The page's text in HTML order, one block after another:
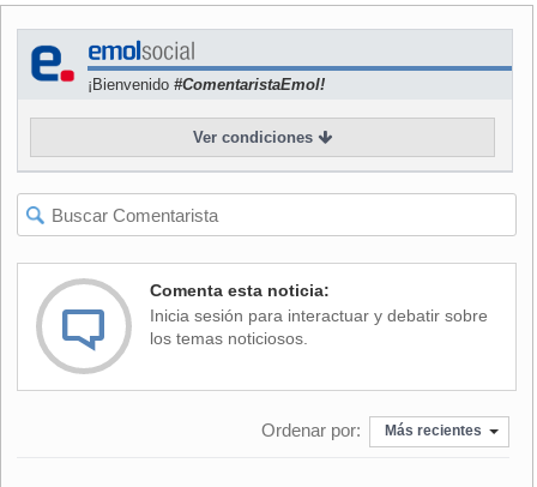
escolar", sostuvo.
El parlamentario también criticó que el alcalde se tomara
atribuciones en el uso de fuerzas policiales para desalojar
el colegio, lo que compete al ministerio del Interior y
"Esa no es la forma de actuar. Tampoco puede un alcalde
dirigir a Carabineros como él quiera, para eso está el
Accorsi, en tanto, consideró la actitud del alcalde como
propia de alguien que "no razona ni dialoga". Además,
emplazó al concejo municipal a pronunciarse sobre esos
¡Bienvenido #ComentaristaEmol!
Ver condiciones
Comenta esta noticia:
Inicia sesión para interactuar y debatir sobre
los temas noticiosos.
Ordenar por: Más recientes